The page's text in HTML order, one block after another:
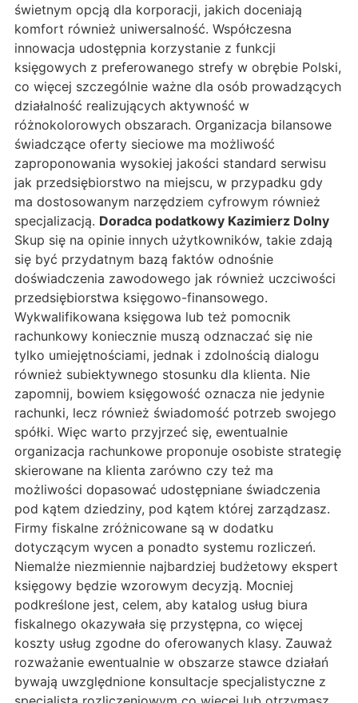
świetnym opcją dla korporacji, jakich doceniają
komfort również uniwersalność. Współczesna
innowacja udostępnia korzystanie z funkcji
księgowych z preferowanego strefy w obrębie Polski,
co więcej szczególnie ważne dla osób prowadzących
działalność realizujących aktywność w
różnokolorowych obszarach. Organizacja bilansowe
świadczące oferty sieciowe ma możliwość
zaproponowania wysokiej jakości standard serwisu
jak przedsiębiorstwo na miejscu, w przypadku gdy
ma dostosowanym narzędziem cyfrowym również
specjalizacją. Doradca podatkowy Kazimierz Dolny
Skup się na opinie innych użytkowników, takie zdają
się być przydatnym bazą faktów odnośnie
doświadczenia zawodowego jak również uczciwości
przedsiębiorstwa księgowo-finansowego.
Wykwalifikowana księgowa lub też pomocnik
rachunkowy koniecznie muszą odznaczać się nie
tylko umiejętnościami, jednak i zdolnością dialogu
również subiektywnego stosunku dla klienta. Nie
zapomnij, bowiem księgowość oznacza nie jedynie
rachunki, lecz również świadomość potrzeb swojego
spółki. Więc warto przyjrzeć się, ewentualnie
organizacja rachunkowe proponuje osobiste strategię
skierowane na klienta zarówno czy też ma
możliwości dopasować udostępniane świadczenia
pod kątem dziedziny, pod kątem której zarządzasz.
Firmy fiskalne zróżnicowane są w dodatku
dotyczącym wycen a ponadto systemu rozliczeń.
Niemalże niezmiennie najbardziej budżetowy ekspert
księgowy będzie wzorowym decyzją. Mocniej
podkreślone jest, celem, aby katalog usług biura
fiskalnego okazywała się przystępna, co więcej
koszty usług zgodne do oferowanych klasy. Zauważ
rozważanie ewentualnie w obszarze stawce działań
bywają uwzględnione konsultacje specjalistyczne z